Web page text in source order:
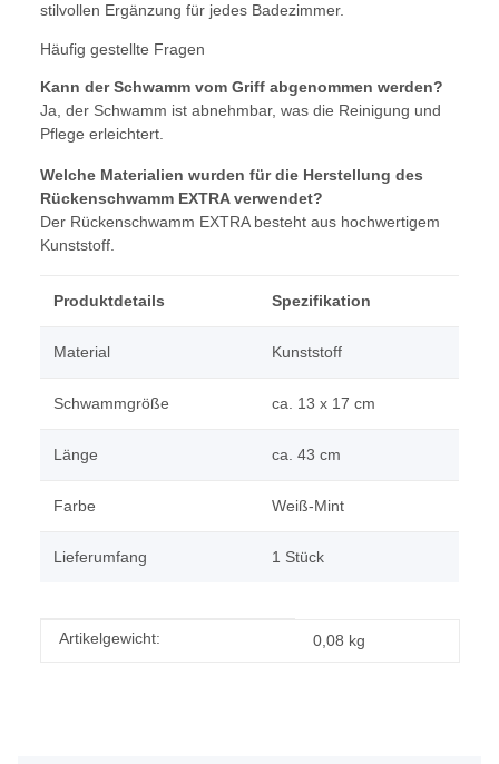
stilvollen Ergänzung für jedes Badezimmer.
Häufig gestellte Fragen
Kann der Schwamm vom Griff abgenommen werden?
Ja, der Schwamm ist abnehmbar, was die Reinigung und
Pflege erleichtert.
Welche Materialien wurden für die Herstellung des
Rückenschwamm EXTRA verwendet?
Der Rückenschwamm EXTRA besteht aus hochwertigem
Kunststoff.
Produktdetails Spezifikation
Material Kunststoff
Schwammgröße ca. 13 x 17 cm
Länge ca. 43 cm
Farbe Weiß-Mint
Lieferumfang 1 Stück
Produkteigenschaft
Wert
Artikelgewicht: 0,08 kg